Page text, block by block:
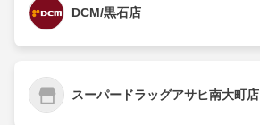
DCM/黒石店
スーパードラッグアサヒ南大町店